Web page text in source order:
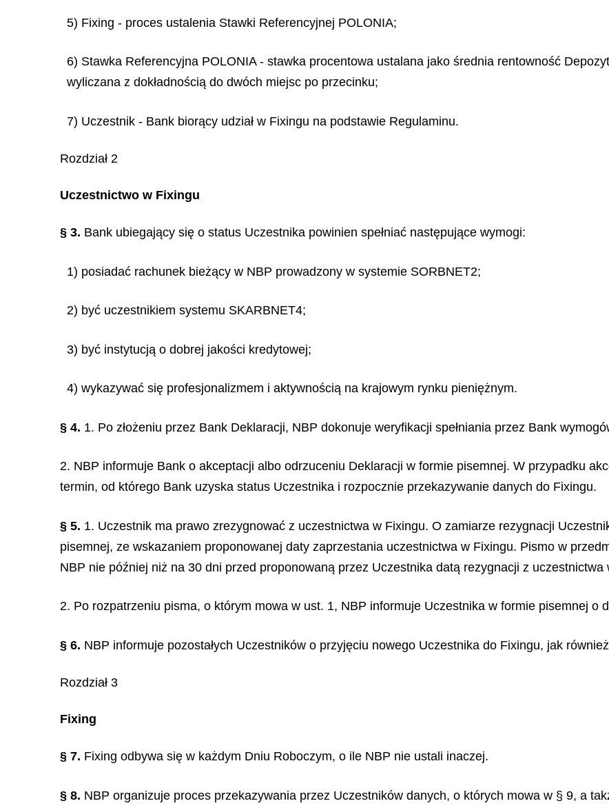
5) Fixing - proces ustalenia Stawki Referencyjnej POLONIA;
6) Stawka Referencyjna POLONIA - stawka procentowa ustalana jako średnia rentowność
wyliczana z dokładnością do dwóch miejsc po przecinku;
7) Uczestnik - Bank biorący udział w Fixingu na podstawie Regulaminu.
Rozdział 2
Uczestnictwo w Fixingu
§ 3. Bank ubiegający się o status Uczestnika powinien spełniać następujące wymogi:
1) posiadać rachunek bieżący w NBP prowadzony w systemie SORBNET2;
2) być uczestnikiem systemu SKARBNET4;
3) być instytucją o dobrej jakości kredytowej;
4) wykazywać się profesjonalizmem i aktywnością na krajowym rynku pieniężnym.
§ 4. 1. Po złożeniu przez Bank Deklaracji, NBP dokonuje weryfikacji spełniania przez Bank
2. NBP informuje Bank o akceptacji albo odrzuceniu Deklaracji w formie pisemnej. W przypadku
termin, od którego Bank uzyska status Uczestnika i rozpocznie przekazywanie danych do Fixingu.
§ 5. 1. Uczestnik ma prawo zrezygnować z uczestnictwa w Fixingu. O zamiarze rezygnacji
pisemnej, ze wskazaniem proponowanej daty zaprzestania uczestnictwa w Fixingu. Pismo w
NBP nie później niż na 30 dni przed proponowaną przez Uczestnika datą rezygnacji z uczestnictwa
2. Po rozpatrzeniu pisma, o którym mowa w ust. 1, NBP informuje Uczestnika w formie pisemnej o
§ 6. NBP informuje pozostałych Uczestników o przyjęciu nowego Uczestnika do Fixingu, jak
Rozdział 3
Fixing
§ 7. Fixing odbywa się w każdym Dniu Roboczym, o ile NBP nie ustali inaczej.
§ 8. NBP organizuje proces przekazywania przez Uczestników danych, o których mowa w § 9, a